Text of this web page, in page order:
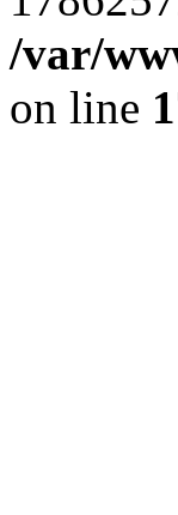
/var/
on line